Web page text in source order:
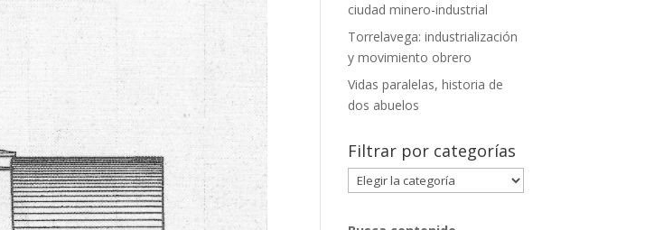
ciudad minero-industrial
Torrelavega: industrialización
y movimiento obrero
Vidas paralelas, historia de
dos abuelos
Filtrar por categorías
Filtrar
por